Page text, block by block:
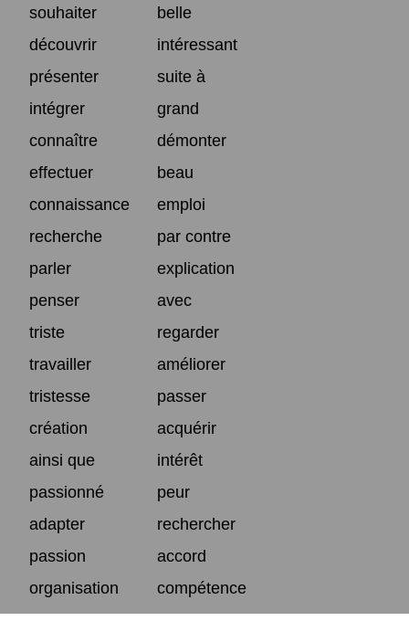
souhaiter
belle
découvrir
intéressant
présenter
suite à
intégrer
grand
connaître
démonter
effectuer
beau
connaissance
emploi
recherche
par contre
parler
explication
penser
avec
triste
regarder
travailler
améliorer
tristesse
passer
création
acquérir
ainsi que
intérêt
passionné
peur
adapter
rechercher
passion
accord
organisation
compétence